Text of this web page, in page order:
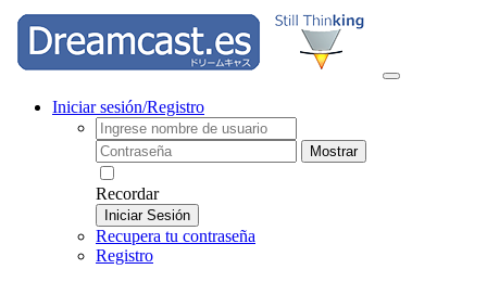
Iniciar sesión/Registro
Mostrar
Recordar
Iniciar Sesión
Recupera tu contraseña
Registro